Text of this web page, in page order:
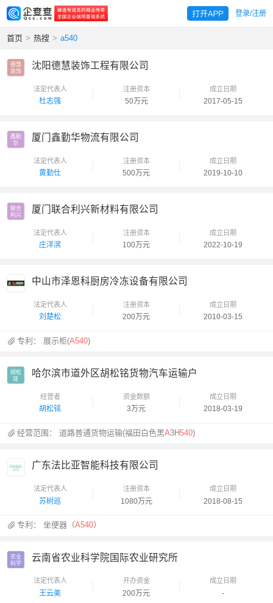
登录/注册
首页 > 热搜 > a540
德慧
装饰
沈阳德慧装饰工程有限公司
法定代表人
杜志强
注册资本
50万元
成立日期
2017-05-15
鑫勤
华
厦门鑫勤华物流有限公司
法定代表人
黄勤仕
注册资本
500万元
成立日期
2019-10-10
联合
利兴
厦门联合利兴新材料有限公司
法定代表人
庄洋滨
注册资本
100万元
成立日期
2022-10-19
中山市泽恩科厨房冷冻设备有限公司
法定代表人
刘楚松
注册资本
200万元
成立日期
2010-03-15
专利： 展示柜(A540)
胡松
铭
哈尔滨市道外区胡松铭货物汽车运输户
经营者
胡松铭
资金数额
3万元
成立日期
2018-03-19
经营范围：道路普通货物运输(福田白色黑A3H540)
广东法比亚智能科技有限公司
法定代表人
苏树巡
注册资本
1080万元
成立日期
2018-08-15
专利：坐便器（A540）
农业
科学
云南省农业科学院国际农业研究所
法定代表人
王云美
开办资金
200万元
成立日期
-